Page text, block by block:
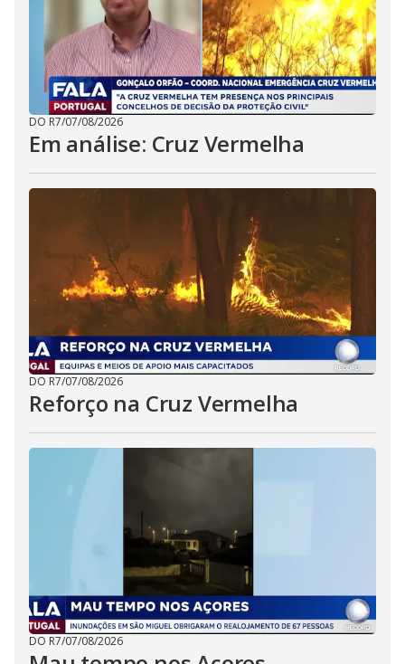
DO R7/07/08/2026
Em análise: Cruz Vermelha
DO R7/07/08/2026
Reforço na Cruz Vermelha
DO R7/07/08/2026